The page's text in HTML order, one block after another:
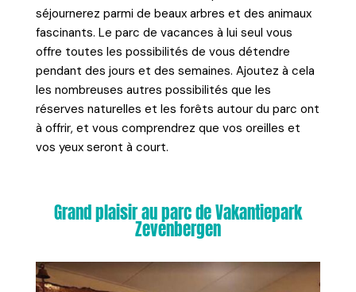
séjournerez parmi de beaux arbres et des animaux
fascinants. Le parc de vacances à lui seul vous
offre toutes les possibilités de vous détendre
pendant des jours et des semaines. Ajoutez à cela
les nombreuses autres possibilités que les
réserves naturelles et les forêts autour du parc ont
à offrir, et vous comprendrez que vos oreilles et
vos yeux seront à court.
Grand plaisir au parc de Vakantiepark
Zevenbergen